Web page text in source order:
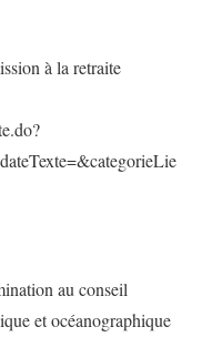
à la retraite
au conseil
et océanographique